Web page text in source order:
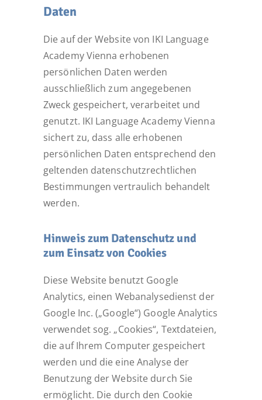
Daten
Die auf der Website von IKI Language
Academy Vienna erhobenen
persönlichen Daten werden
ausschließlich zum angegebenen
Zweck gespeichert, verarbeitet und
genutzt. IKI Language Academy Vienna
sichert zu, dass alle erhobenen
persönlichen Daten entsprechend den
geltenden datenschutzrechtlichen
Bestimmungen vertraulich behandelt
werden.
Hinweis zum Datenschutz und
zum Einsatz von Cookies
Diese Website benutzt Google
Analytics, einen Webanalysedienst der
Google Inc. („Google“) Google Analytics
verwendet sog. „Cookies“, Textdateien,
die auf Ihrem Computer gespeichert
werden und die eine Analyse der
Benutzung der Website durch Sie
ermöglicht. Die durch den Cookie